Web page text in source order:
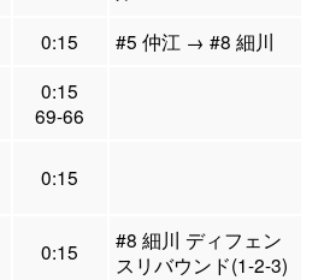
0:15
#5 仲江 → #8 細川
0:15
69-66
0:15
0:15
#8 細川 ディフェン
スリバウンド(1-2-3)